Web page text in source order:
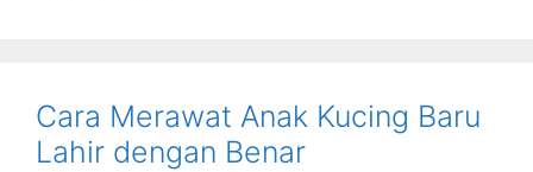
Cara Merawat Anak Kucing Baru
Lahir dengan Benar